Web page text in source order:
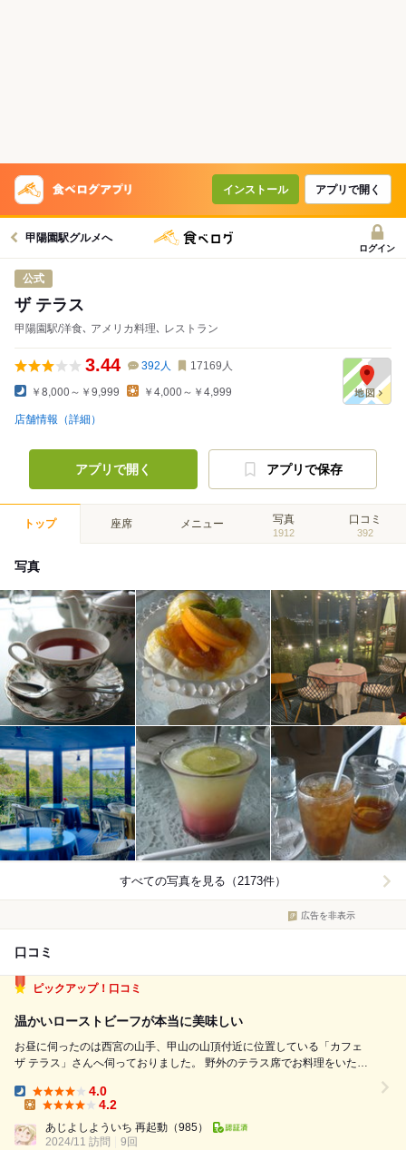
インストール アプリで開く
甲陽園駅グルメへ
ログイン
公式
ザ テラス
甲陽園駅/洋食､ アメリカ料理､ レストラン
3.44 392 人 17169 人
￥8,000～￥9,999 ￥4,000～￥4,999
店舗情報（詳細）
アプリで開く アプリで保存
トップ 座席 メニュー 写真
1912
口コミ
392
写真
すべての写真を見る（2173件）
広告を非表示
口コミ
ピックアップ！口コミ
温かいローストビーフが本当に美味しい
お昼に伺ったのは西宮の山手、甲山の山頂付近に位置している「カフェ
ザ テラス」さんへ伺っておりました。 野外のテラス席でお料理をいただ
ながら好きなドリンクや食事をゆっくり楽しむ贅沢さがたま...
Dinner:
4.0
4.2
あじよしよういち 再起動 （985）
2024/11 訪問
9回